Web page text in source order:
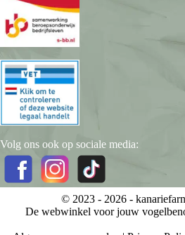
Volg ons ook op sociale media:
© 2023 - 2026 -
De webwinkel voor jouw